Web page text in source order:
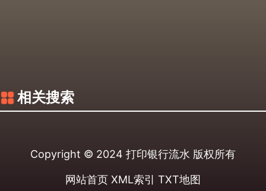
相关搜索
Copyright © 2024 打印银行流水 版权所有
网站首页 XML索引 TXT地图